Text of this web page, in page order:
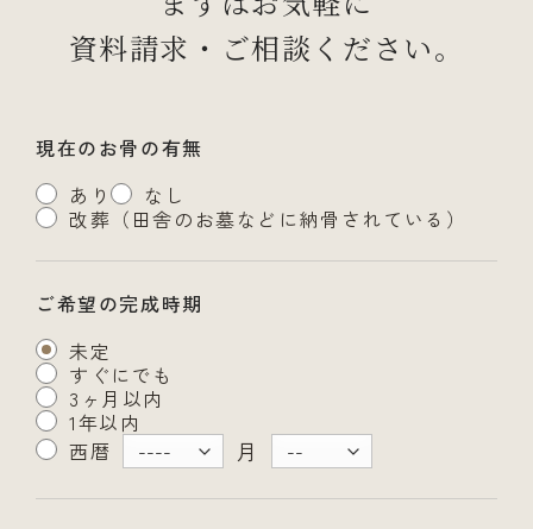
資料請求・ご相談ください。
現在のお骨の有無
あり
なし
改葬（田舎のお墓などに納骨されている）
ご希望の完成時期
未定
すぐにでも
3ヶ月以内
1年以内
西暦
月